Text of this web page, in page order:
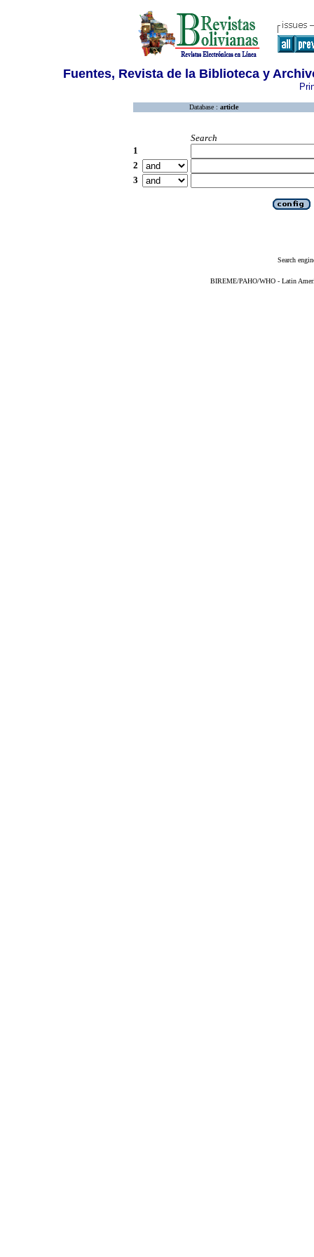
Fuentes, Revista de la Biblioteca y
Database : article
Search
1
2
3
Search
BIREME/PAHO/WHO - Latin